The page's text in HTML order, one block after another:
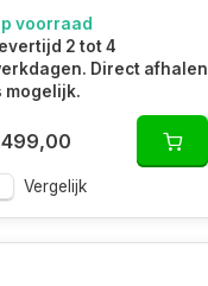
voorraad
2 tot 4
Direct afhalen
mogelijk.
Vergelijk